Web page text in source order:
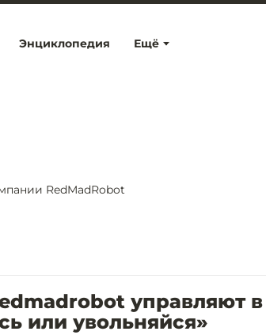
Ещё
Энциклопедия
RedMadRobot
управляют в
или увольняйся»